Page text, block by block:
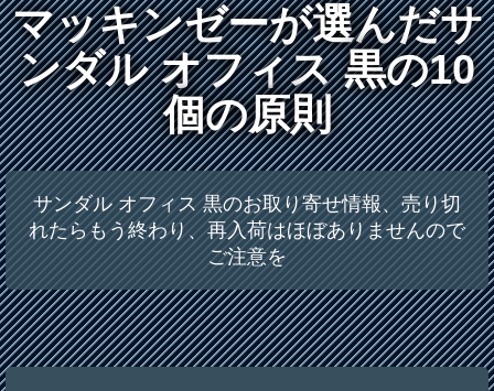
マッキンゼーが選んだサ
ンダル オフィス 黒の10
個の原則
サンダル オフィス 黒のお取り寄せ情報、売り切
れたらもう終わり、再入荷はほぼありませんので
ご注意を